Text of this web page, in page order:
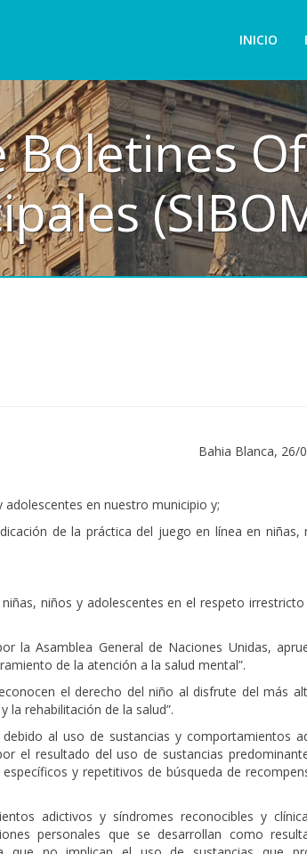
INICIO
Boletines
Bahia Blanca, 26/
en nuestro municipio y;
de la práctica del juego en línea en niñas,
niños y adolescentes en el respeto irrestricto
la Asamblea General de Naciones Unidas,
de la atención a la salud mental”.
el derecho del niño al disfrute del más
la rehabilitación de la salud”.
al uso de sustancias y comportamientos
el resultado del uso de sustancias
y repetitivos de búsqueda de
adictivos y síndromes reconocibles y
personales que se desarrollan como